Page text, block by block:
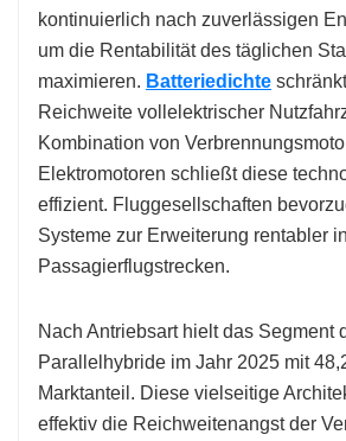
kontinuierlich nach zuverlässigen
um die Rentabilität des täglichen
maximieren. Batteriedichte
Reichweite vollelektrischer
Kombination von
Elektromotoren schließt diese
effizient. Fluggesellschaften
Systeme zur Erweiterung rentabler
Passagierflugstrecken.
Nach Antriebsart hielt das Segment
Parallelhybride im Jahr 2025 mit
Marktanteil. Diese vielseitige
effektiv die Reichweitenangst der